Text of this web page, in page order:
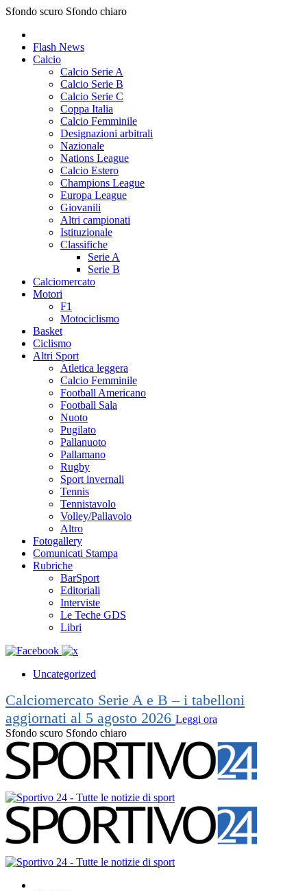
Sfondo scuro Sfondo chiaro
Flash News
Calcio
Calcio Serie A
Calcio Serie B
Calcio Serie C
Coppa Italia
Calcio Femminile
Designazioni arbitrali
Nazionale
Nations League
Calcio Estero
Champions League
Europa League
Giovanili
Altri campionati
Istituzionale
Classifiche
Serie A
Serie B
Calciomercato
Motori
F1
Motociclismo
Basket
Ciclismo
Altri Sport
Atletica leggera
Calcio Femminile
Football Americano
Football Sala
Nuoto
Pugilato
Pallanuoto
Pallamano
Rugby
Sport invernali
Tennis
Tennistavolo
Volley/Pallavolo
Altro
Fotogallery
Comunicati Stampa
Rubriche
BarSport
Editoriali
Interviste
Le Teche GDS
Libri
Uncategorized
Calciomercato Serie A e B – i tabelloni
aggiornati al 5 agosto 2026 Leggi ora
Sfondo scuro Sfondo chiaro